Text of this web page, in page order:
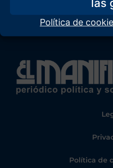
Política de
Política de